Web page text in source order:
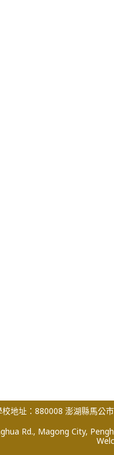
地址：880008 澎湖縣馬公
Rd., Magong City,